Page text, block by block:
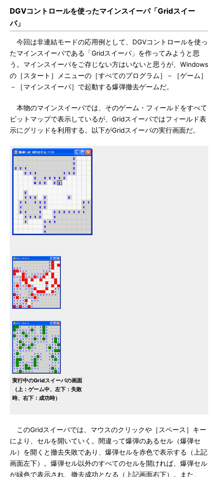
DGVコントロールを使ったマインスイーパ「Gridスイー
パ」
今回は非連結モードの応用例として、DGVコントロールを使っ
たマインスイーパである「Gridスイーパ」を作ってみようと思
う。マインスイーパをご存じない方はいないと思うが、Windows
の［スタート］メニューの［すべてのプログラム］－［ゲーム］
－［マインスイーパ］で起動する爆弾撤去ゲームだ。
本物のマインスイーパでは、そのゲーム・フィールドをすべて
ビットマップで表示しているが、Gridスイーパではフィールド表
示にグリッドを利用する。以下がGridスイーパの実行画面だ。
実行中のGridスイーパの画面
（上：ゲーム中、左下：失敗
時、右下：成功時）
このGridスイーパでは、マウスのクリックや［スペース］キー
により、セルを開いていく。間違って爆弾のあるセル（爆弾セ
ル）を開くと撤去失敗であり、爆弾セルを赤色で表示する（上記
画面左下）。爆弾セル以外のすべてのセルを開ければ、爆弾セル
が緑色で表示され、撤去成功となる（上記画面右下）。また、